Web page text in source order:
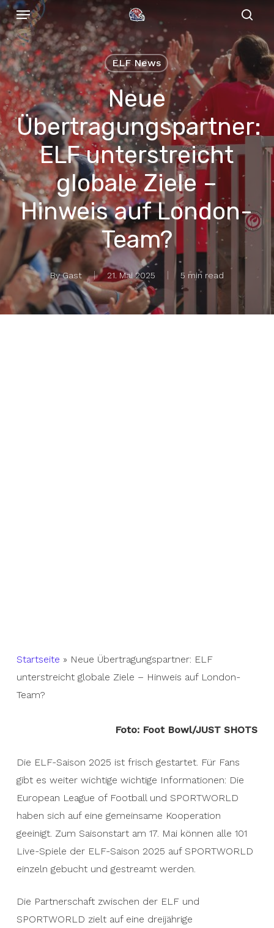
Skip
to
main
content
Menu
ELF News
Neue
Übertragungspartner:
ELF unterstreicht
globale Ziele –
Hinweis auf London-
Team?
By Gast 21. Mai 2025 5 min read
Startseite » Neue Übertragungspartner: ELF
unterstreicht globale Ziele – Hinweis auf London-
Team?
Foto: Foot Bowl/JUST SHOTS
Die ELF-Saison 2025 ist frisch gestartet. Für Fans
gibt es weiter wichtige wichtige Informationen: Die
European League of Football und SPORTWORLD
haben sich auf eine gemeinsame Kooperation
geeinigt. Zum Saisonstart am 17. Mai können alle 101
Live-Spiele der ELF-Saison 2025 auf SPORTWORLD
einzeln gebucht und gestreamt werden.
Die Partnerschaft zwischen der ELF und
SPORTWORLD zielt auf eine dreijährige